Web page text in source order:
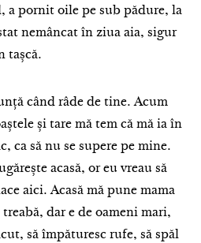
a pornit oile pe sub pădure, la
nemâncat în ziua aia, sigur
tașcă.
când râde de tine. Acum
și tare mă tem că mă ia în
ca să nu se supere pe mine.
acasă, or eu vreau să
aici. Acasă mă pune mama
dar e de oameni mari,
să împăturesc rufe, să spăl